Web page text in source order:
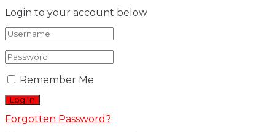
Login to your account below
Remember Me
Forgotten Password?